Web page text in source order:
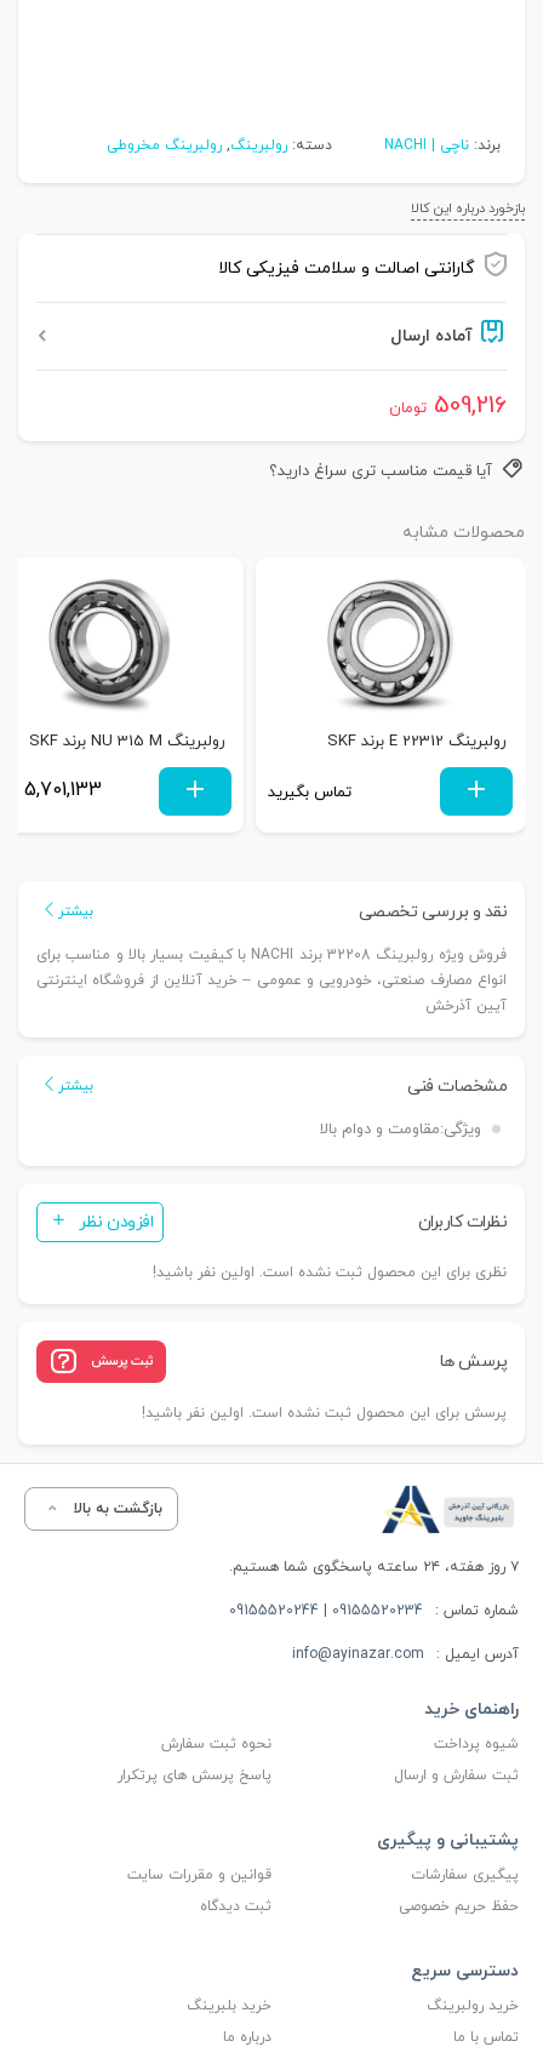
برند: ناچی | NACHI دسته: رولبرینگ, رولبرینگ مخروطی
بازخورد درباره این کالا
گارانتی اصالت و سلامت فیزیکی کالا
آماده ارسال
509,216 تومان
آیا قیمت مناسب تری سراغ دارید؟
محصولات مشابه
رولبرینگ 22312 E برند SKF
تماس بگیرید
رولبرینگ NU 315 M برند SKF
5,701,133
نقد و بررسی تخصصی بیشتر
فروش ویژه رولبرینگ 32208 برند NACHI با کیفیت بسیار بالا و مناسب برای
انواع مصارف صنعتی، خودرویی و عمومی – خرید آنلاین از فروشگاه اینترنتی
آیین آذرخش
مشخصات فنی بیشتر
ویژگی:مقاومت و دوام بالا
نظرات کاربران افزودن نظر
نظری برای این محصول ثبت نشده است. اولین نفر باشید!
پرسش ها ثبت پرسش
پرسش برای این محصول ثبت نشده است. اولین نفر باشید!
بازگشت به بالا
۷ روز هفته، ۲۴ ساعته پاسخگوی شما هستیم.
شماره تماس : 09155520234 | 09155520244
آدرس ایمیل : info@ayinazar.com
راهنمای خرید
شیوه پرداخت
نحوه ثبت سفارش
ثبت سفارش و ارسال
پاسخ پرسش های پرتکرار
پشتیبانی و پیگیری
پیگیری سفارشات
قوانین و مقررات سایت
حفظ حریم خصوصی
ثبت دیدگاه
دسترسی سریع
خرید رولبرینگ
خرید بلبرینگ
تماس با ما
درباره ما